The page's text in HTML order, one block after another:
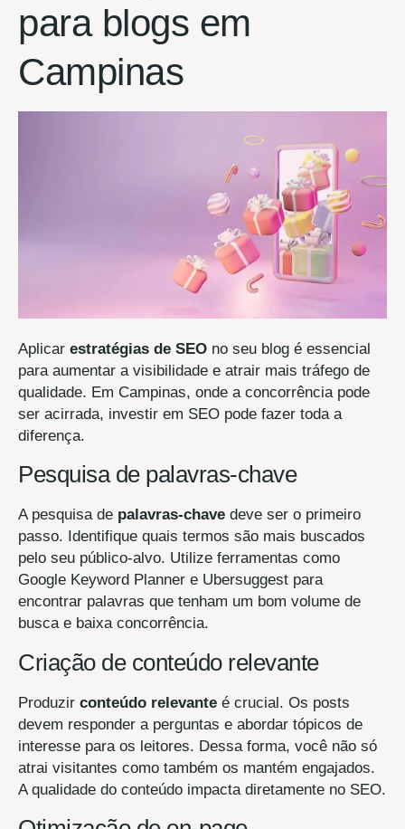
para blogs em
Campinas
Aplicar estratégias de SEO no seu blog é essencial
para aumentar a visibilidade e atrair mais tráfego de
qualidade. Em Campinas, onde a concorrência pode
ser acirrada, investir em SEO pode fazer toda a
diferença.
Pesquisa de palavras-chave
A pesquisa de palavras-chave deve ser o primeiro
passo. Identifique quais termos são mais buscados
pelo seu público-alvo. Utilize ferramentas como
Google Keyword Planner e Ubersuggest para
encontrar palavras que tenham um bom volume de
busca e baixa concorrência.
Criação de conteúdo relevante
Produzir conteúdo relevante é crucial. Os posts
devem responder a perguntas e abordar tópicos de
interesse para os leitores. Dessa forma, você não só
atrai visitantes como também os mantém engajados.
A qualidade do conteúdo impacta diretamente no SEO.